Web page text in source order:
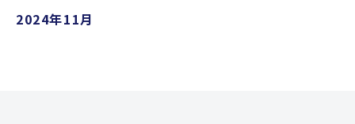
2024年11月